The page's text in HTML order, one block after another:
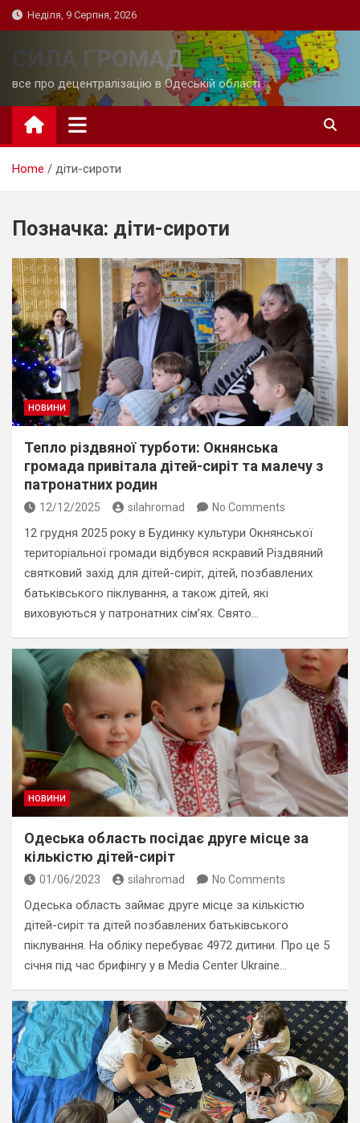
Skip
to
Неділя, 9 Серпня, 2026
СИЛА ГРОМАД
все про децентралізацію в Одеській області
Home діти-сироти
Позначка: діти-сироти
НОВИНИ
Тепло різдвяної турботи: Окнянська
громада привітала дітей-сиріт та малечу з
патронатних родин
12/12/2025 silahromad No Comments
12 грудня 2025 року в Будинку культури Окнянської
територіальної громади відбувся яскравий Різдвяний
святковий захід для дітей-сиріт, дітей, позбавлених
батьківського піклування, а також дітей, які
виховуються у патронатних сім’ях. Свято…
НОВИНИ
Одеська область посідає друге місце за
кількістю дітей-сиріт
01/06/2023 silahromad No Comments
Одеська область займає друге місце за кількістю
дітей-сиріт та дітей позбавлених батьківського
піклування. На обліку перебуває 4972 дитини. Про це 5
січня під час брифінгу у в Media Center Ukraine…